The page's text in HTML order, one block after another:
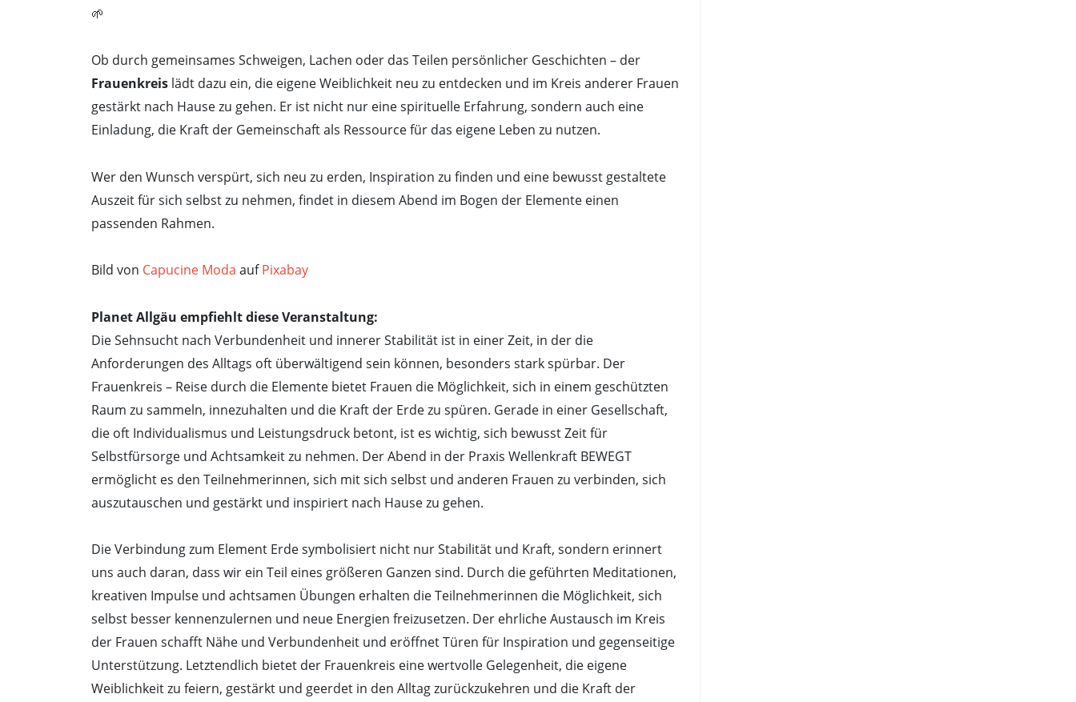
🌱
Ob durch gemeinsames Schweigen, Lachen oder das Teilen persönlicher Geschichten – der
Frauenkreis lädt dazu ein, die eigene Weiblichkeit neu zu entdecken und im Kreis anderer Frauen
gestärkt nach Hause zu gehen. Er ist nicht nur eine spirituelle Erfahrung, sondern auch eine
Einladung, die Kraft der Gemeinschaft als Ressource für das eigene Leben zu nutzen.
Wer den Wunsch verspürt, sich neu zu erden, Inspiration zu finden und eine bewusst gestaltete
Auszeit für sich selbst zu nehmen, findet in diesem Abend im Bogen der Elemente einen
passenden Rahmen.
Bild von Capucine Moda aufPixabay
Planet Allgäu empfiehlt diese Veranstaltung:
Die Sehnsucht nach Verbundenheit und innerer Stabilität ist in einer Zeit, in der die
Anforderungen des Alltags oft überwältigend sein können, besonders stark spürbar. Der
Frauenkreis – Reise durch die Elemente bietet Frauen die Möglichkeit, sich in einem geschützten
Raum zu sammeln, innezuhalten und die Kraft der Erde zu spüren. Gerade in einer Gesellschaft,
die oft Individualismus und Leistungsdruck betont, ist es wichtig, sich bewusst Zeit für
Selbstfürsorge und Achtsamkeit zu nehmen. Der Abend in der Praxis Wellenkraft BEWEGT
ermöglicht es den Teilnehmerinnen, sich mit sich selbst und anderen Frauen zu verbinden, sich
auszutauschen und gestärkt und inspiriert nach Hause zu gehen.
Die Verbindung zum Element Erde symbolisiert nicht nur Stabilität und Kraft, sondern erinnert
uns auch daran, dass wir ein Teil eines größeren Ganzen sind. Durch die geführten Meditationen,
kreativen Impulse und achtsamen Übungen erhalten die Teilnehmerinnen die Möglichkeit, sich
selbst besser kennenzulernen und neue Energien freizusetzen. Der ehrliche Austausch im Kreis
der Frauen schafft Nähe und Verbundenheit und eröffnet Türen für Inspiration und gegenseitige
Unterstützung. Letztendlich bietet der Frauenkreis eine wertvolle Gelegenheit, die eigene
Weiblichkeit zu feiern, gestärkt und geerdet in den Alltag zurückzukehren und die Kraft der